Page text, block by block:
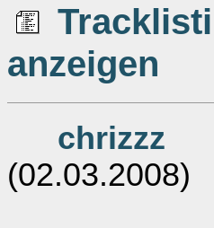
anzeigen
chrizzz
(02.03.2008)